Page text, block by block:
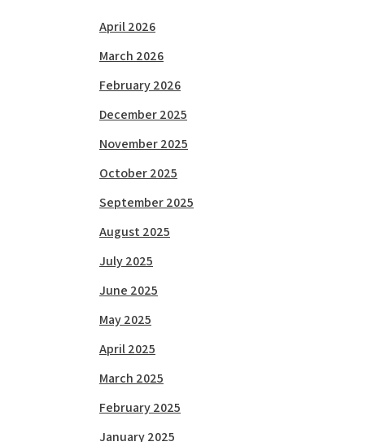
April 2026
March 2026
February 2026
December 2025
November 2025
October 2025
September 2025
August 2025
July 2025
June 2025
May 2025
April 2025
March 2025
February 2025
January 2025